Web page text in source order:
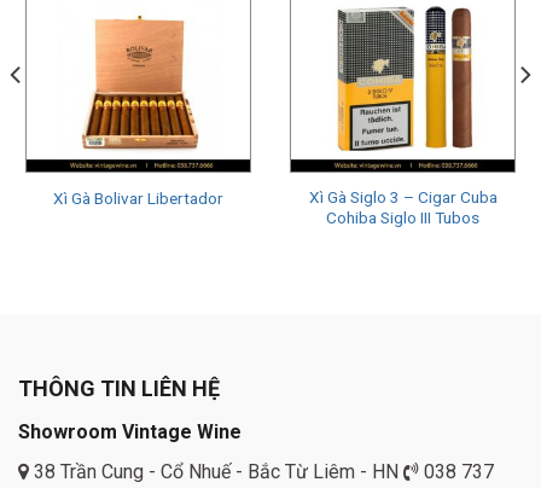
Xì Gà Bolivar Libertador
Xì Gà Siglo 3 – Cigar Cuba
Cohiba Siglo III Tubos
THÔNG TIN LIÊN HỆ
Showroom Vintage Wine
38 Trần Cung - Cổ Nhuế - Bắc Từ Liêm - HN
038 737